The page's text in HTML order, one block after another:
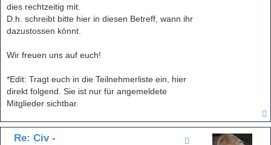
dies rechtzeitig mit.
D.h. schreibt bitte hier in diesen Betreff, wann ihr
dazustossen könnt.
Wir freuen uns auf euch!
*Edit: Tragt euch in die Teilnehmerliste ein, hier
direkt folgend. Sie ist nur für angemeldete
Mitglieder sichtbar.
Re: Civ -